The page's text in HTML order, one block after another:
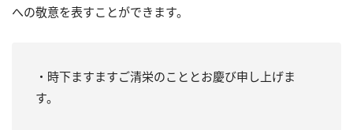
への敬意を表すことができます。
・時下ますますご清栄のこととお慶び申し上げま
す。